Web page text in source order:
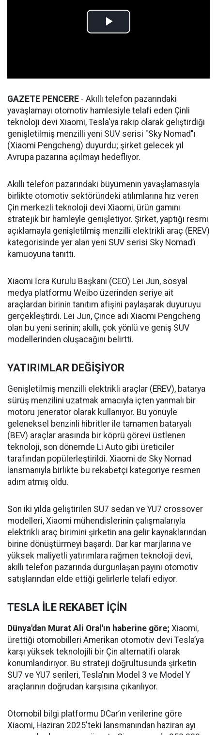
GAZETE PENCERE - Akıllı telefon pazarındaki
yavaşlamayı otomotiv hamlesiyle telafi eden Çinli
teknoloji devi Xiaomi, Tesla'ya rakip olarak geliştirdiği
genişletilmiş menzilli yeni SUV serisi "Sky Nomad"ı
(Xiaomi Pengcheng) duyurdu; şirket gelecek yıl
Avrupa pazarına açılmayı hedefliyor.
Akıllı telefon pazarındaki büyümenin yavaşlamasıyla
birlikte otomotiv sektöründeki atılımlarına hız veren
Çin merkezli teknoloji devi Xiaomi, ürün gamını
stratejik bir hamleyle genişletiyor. Şirket, yaptığı resmi
açıklamayla genişletilmiş menzilli elektrikli araç (EREV)
kategorisinde yer alan yeni SUV serisi Sky Nomad’ı
kamuoyuna tanıttı.
Xiaomi İcra Kurulu Başkanı (CEO) Lei Jun, sosyal
medya platformu Weibo üzerinden seriye ait
araçlardan birinin tanıtım afişini paylaşarak duyuruyu
gerçekleştirdi. Lei Jun, Çince adı Xiaomi Pengcheng
olan bu yeni serinin; akıllı, çok yönlü ve geniş SUV
modellerinden oluşacağını belirtti.
YATIRIMLAR DEĞİŞİYOR
Genişletilmiş menzilli elektrikli araçlar (EREV), batarya
sürüş menzilini uzatmak amacıyla içten yanmalı bir
motoru jeneratör olarak kullanıyor. Bu yönüyle
geleneksel benzinli hibritler ile tamamen bataryalı
(BEV) araçlar arasında bir köprü görevi üstlenen
teknoloji, son dönemde Li Auto gibi üreticiler
tarafından popülerleştirildi. Xiaomi de Sky Nomad
lansmanıyla birlikte bu rekabetçi kategoriye resmen
adım atmış oldu.
Son iki yılda geliştirilen SU7 sedan ve YU7 crossover
modelleri, Xiaomi mühendislerinin çalışmalarıyla
elektrikli araç birimini şirketin ana gelir kaynaklarından
birine dönüştürmeyi başardı. Dar kar marjlarına ve
yüksek maliyetli yatırımlara rağmen teknoloji devi,
akıllı telefon pazarında durgunlaşan payını otomotiv
satışlarından elde ettiği gelirlerle telafi ediyor.
TESLA İLE REKABET İÇİN
Dünya'dan Murat Ali Oral'ın haberine göre; Xiaomi,
ürettiği otomobilleri Amerikan otomotiv devi Tesla’ya
karşı yüksek teknolojili bir Çin alternatifi olarak
konumlandırıyor. Bu strateji doğrultusunda şirketin
SU7 ve YU7 serileri, Tesla'nın Model 3 ve Model Y
araçlarının doğrudan karşısına çıkarılıyor.
Otomobil bilgi platformu DCar’ın verilerine göre
Xiaomi, Haziran 2025'teki lansmanından haziran ayı